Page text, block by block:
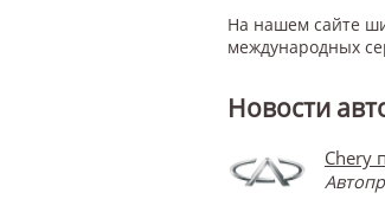
На нашем сайте
международных
Новости
Chery